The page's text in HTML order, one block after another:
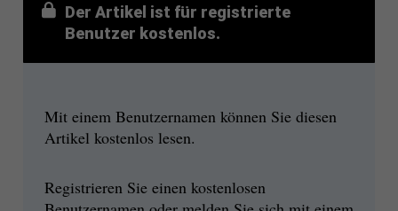
Der Artikel ist für registrierte
Benutzer kostenlos.
Mit einem Benutzernamen können Sie diesen
Artikel kostenlos lesen.
Registrieren Sie einen kostenlosen